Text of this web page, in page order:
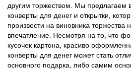
другим торжеством. Мы предлагаем
конверты для денег и открытки,
произвести на виновника торжества
впечатление. Несмотря на то, что
кусочек картона, красиво
конверты для денег может стать
основного подарка, либо самим